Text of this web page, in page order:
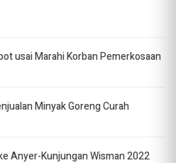
usai Marahi Korban Pemerkosaan
Minyak Goreng Curah
Anyer-Kunjungan Wisman 2022